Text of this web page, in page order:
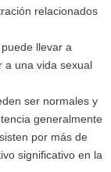
relacionados
llevar a
a una vida sexual
ser normales y
generalmente
por más de
significativo en la